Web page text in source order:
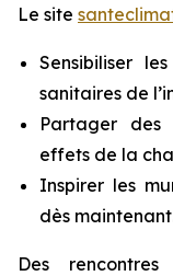
Le site
Sensibiliser
sanitaires de
Partager des
effets de la
Inspirer les
dès
Des